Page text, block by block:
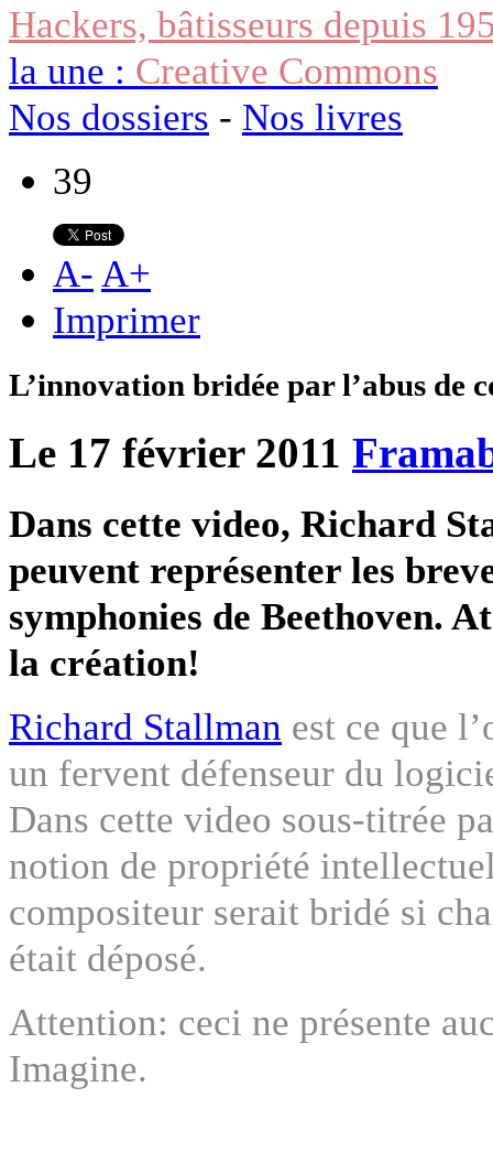
Hackers, bâtisseurs depuis
la une : Creative Commons
Nos dossiers - Nos livres
39
A- A+
Imprimer
L’innovation bridée par l’abus de
Le 17 février 2011
Dans cette video, Richard
peuvent représenter les
symphonies de Beethoven.
la création!
Richard Stallman est ce que
un fervent défenseur du
Dans cette video sous-titrée
notion de propriété
compositeur serait bridé si
était déposé.
Attention: ceci ne présente
Imagine.